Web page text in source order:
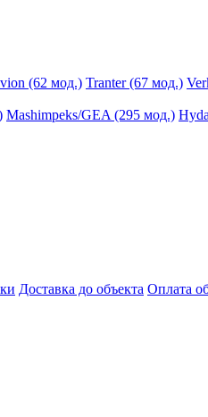
(62 мод.) Tranter (67 мод.)
Mashimpeks/GEA (295 мод.)
Доставка до объекта Оплата